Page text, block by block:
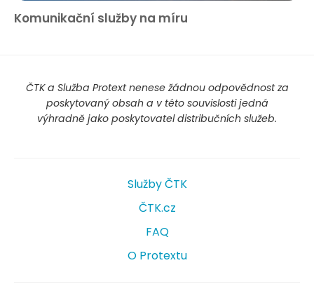
Komunikační služby na míru
ČTK a Služba Protext nenese žádnou odpovědnost za
poskytovaný obsah a v této souvislosti jedná
výhradně jako poskytovatel distribučních služeb.
Služby ČTK
ČTK.cz
FAQ
O Protextu